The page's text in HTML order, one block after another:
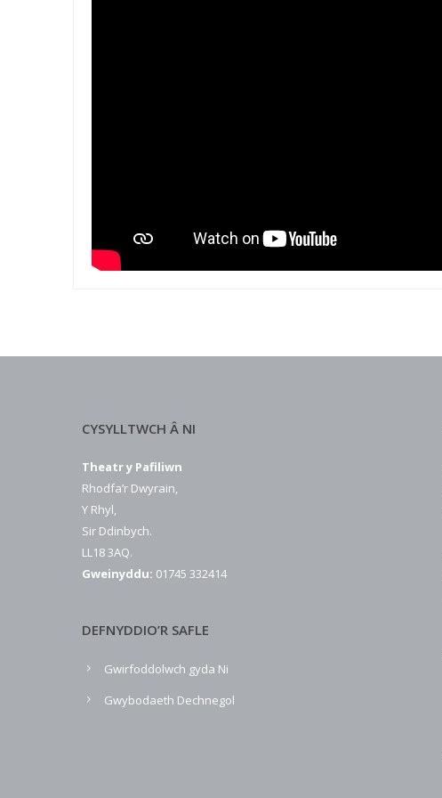
CYSYLLTWCH Â NI
Theatr y Pafiliwn
Rhodfa’r Dwyrain,
Y Rhyl,
Sir Ddinbych.
LL18 3AQ.
Gweinyddu: 01745 332414
DEFNYDDIO’R SAFLE
Gwirfoddolwch gyda Ni
Gwybodaeth Dechnegol